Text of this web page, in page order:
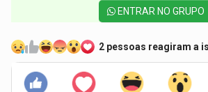
ENTRAR NO GRUPO
2 pessoas reagiram a